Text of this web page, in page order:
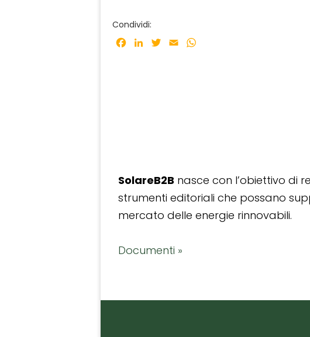
Condividi:
Facebook
LinkedInTwitter
Email
SolareB2B nasce con l’obiettivo di
strumenti editoriali che possano
mercato delle energie rinnovabili.
Documenti »